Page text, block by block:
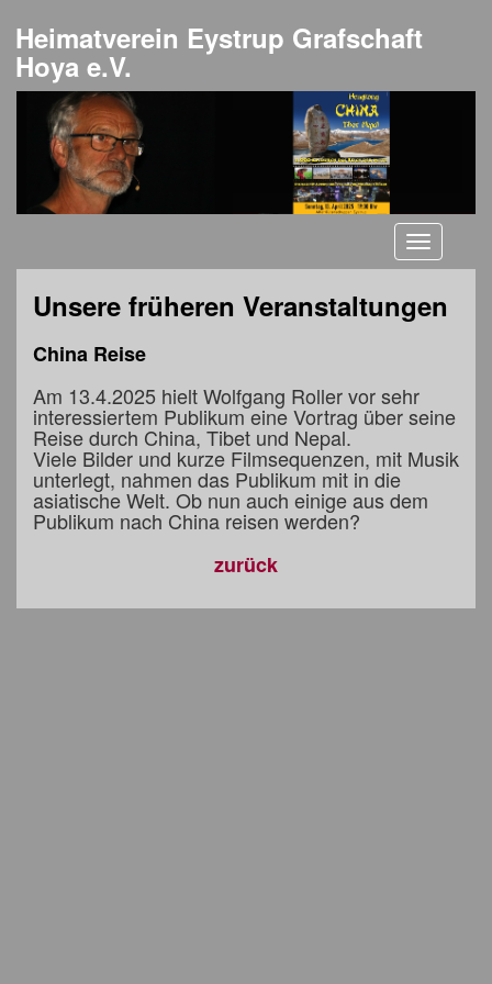
Heimatverein Eystrup Grafschaft
Hoya e.V.
Toggle
Unsere früheren Veranstaltungen
China Reise
Am 13.4.2025 hielt Wolfgang Roller vor sehr
interessiertem Publikum eine Vortrag über seine
Reise durch China, Tibet und Nepal.
Viele Bilder und kurze Filmsequenzen, mit Musik
unterlegt, nahmen das Publikum mit in die
asiatische Welt. Ob nun auch einige aus dem
Publikum nach China reisen werden?
zurück